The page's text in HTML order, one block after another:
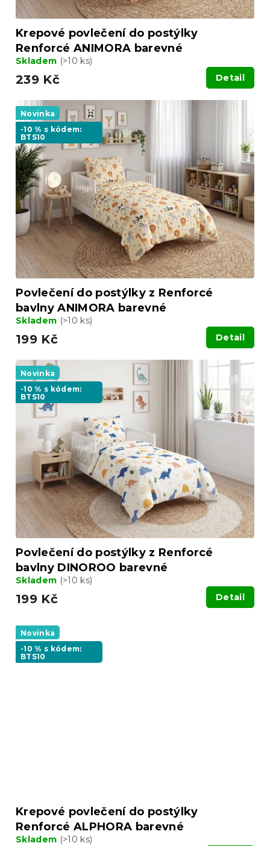
Krepové povlečení do postýlky
Renforcé ANIMORA barevné
Skladem (>10 ks)
239 Kč Detail
Novinka
-10 % s kódem:
BTS10
Povlečení do postýlky z Renforcé
bavlny ANIMORA barevné
Skladem (>10 ks)
199 Kč Detail
Novinka
-10 % s kódem:
BTS10
Povlečení do postýlky z Renforcé
bavlny DINOROO barevné
Skladem (>10 ks)
199 Kč Detail
Novinka
-10 % s kódem:
BTS10
Krepové povlečení do postýlky
Renforcé ALPHORA barevné
Skladem (>10 ks)